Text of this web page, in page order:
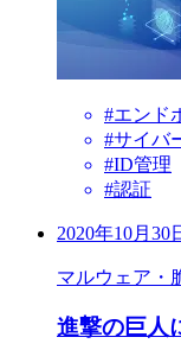
#エンド
#サイバ
#ID管理
#認証
2020年10月30
マルウェア・
進撃の巨人